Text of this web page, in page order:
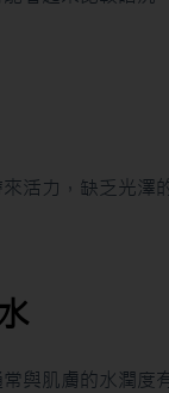
活力，缺乏光澤
與肌膚的水潤度